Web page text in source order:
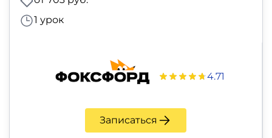
1 урок
4.71
Записаться